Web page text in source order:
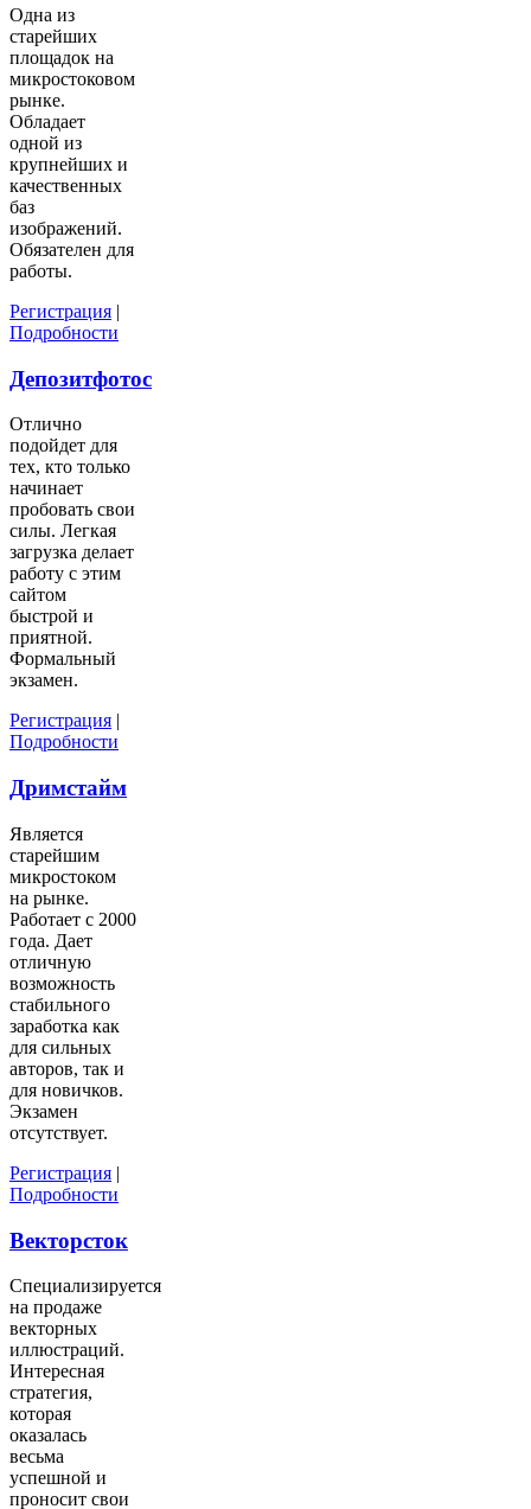
Одна из
старейших
площадок на
микростоковом
рынке.
Обладает
одной из
крупнейших и
качественных
баз
изображений.
Обязателен для
работы.
Регистрация |
Подробности
Депозитфотос
Отлично
подойдет для
тех, кто только
начинает
пробовать свои
силы. Легкая
загрузка делает
работу с этим
сайтом
быстрой и
приятной.
Формальный
экзамен.
Регистрация |
Подробности
Дримстайм
Является
старейшим
микростоком
на рынке.
Работает с 2000
года. Дает
отличную
возможность
стабильного
заработка как
для сильных
авторов, так и
для новичков.
Экзамен
отсутствует.
Регистрация |
Подробности
Векторсток
Специализируется
на продаже
векторных
иллюстраций.
Интересная
стратегия,
которая
оказалась
весьма
успешной и
проносит свои